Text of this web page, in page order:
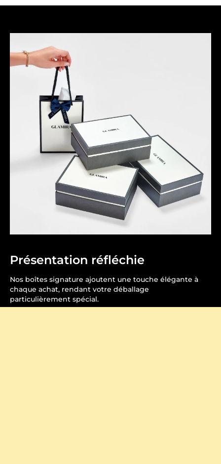
Présentation réfléchie
Nos boîtes signature ajoutent une touche élégante à
chaque achat, rendant votre déballage
particulièrement spécial.